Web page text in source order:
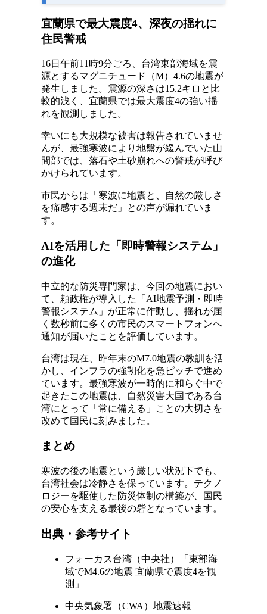
宜蘭県で最大震度4、深夜の揺れに
住民警戒
16日午前11時9分ごろ、台湾東部海域を震
源とするマグニチュード（M）4.6の地震が
発生しました。震源の深さは15.2キロと比
較的浅く、宜蘭県では最大震度4の強い揺
れを観測しました。
幸いにも大規模な被害は報告されていませ
んが、最強寒波により地盤が緩んでいた山
間部では、落石や土砂崩れへの警戒が呼び
かけられています。
市民からは「寒波に地震と、自然の厳しさ
を痛感する週末だ」との声が漏れていま
す。
AIを活用した「即時警報システム」
の進化
中立的な防災専門家は、今回の地震におい
て、頼政権が導入した「AI地震予測・即時
警報システム」が正常に作動し、揺れが届
く数秒前に多くの市民のスマートフォンへ
通知が届いたことを評価しています。
台湾は現在、昨年末のM7.0地震の教訓を活
かし、インフラの強靭化を急ピッチで進め
ています。最強寒波が一時的に和らぐ中で
起きたこの地震は、自然災害大国である台
湾にとって「常に備える」ことの大切さを
改めて国民に刻みました。
まとめ
寒波の後の地震という厳しい状況下でも、
台湾社会は冷静さを保っています。テクノ
ロジーを駆使した防災体制の構築が、国民
の安心を支える最後の砦となっています。
出典・参考サイト
フォーカス台湾（中央社）「東部海
域でM4.6の地震 宜蘭県で震度4を観
測」
中央気象署（CWA）地震速報